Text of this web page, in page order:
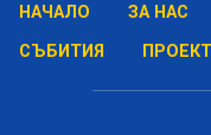
НАЧАЛО ЗА НАС
СЪБИТИЯ